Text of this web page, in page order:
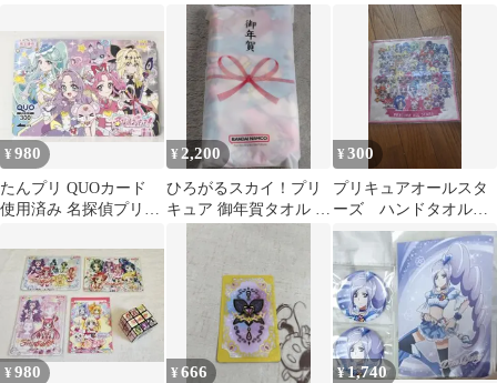
売品
＋4 わんだふるプリキ
ュア
ン ミラクルライト 非
¥980
たんプリ QUOカード
使用済み 名探偵プリキ
ード
¥ 2,200
ひろがるスカイ！プリ
キュア 御年賀タオル 非
¥300
プリキュアオールスタ
ーズ ハンドタオル
非売品
¥980 ¥666 ¥1,740